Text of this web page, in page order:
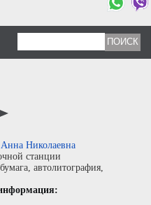
Николаевна
станции
бумага, автолитография,